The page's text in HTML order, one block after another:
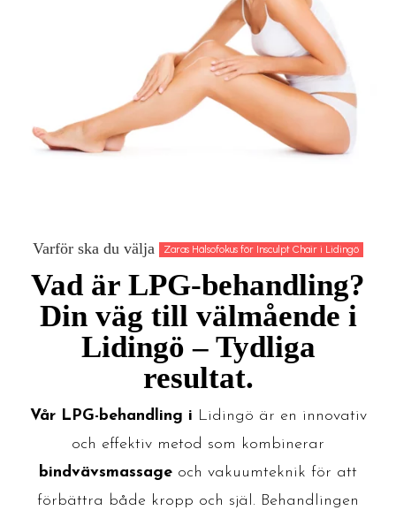
Varför ska du välja Zaras Hälsofokus för Insculpt Chair i Lidingö
Vad är LPG-behandling?
Din väg till välmående i
Lidingö – Tydliga
resultat.
Vår LPG-behandling i Lidingö är en innovativ
och effektiv metod som kombinerar
bindvävsmassage och vakuumteknik för att
förbättra både kropp och själ. Behandlingen